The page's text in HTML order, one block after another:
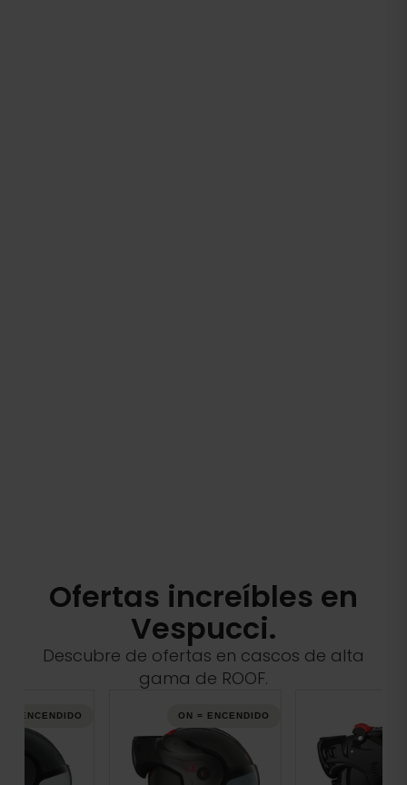
Ofertas increíbles en
Vespucci.
Descubre de ofertas en cascos de alta
gama de ROOF.
ON = ENCENDIDO